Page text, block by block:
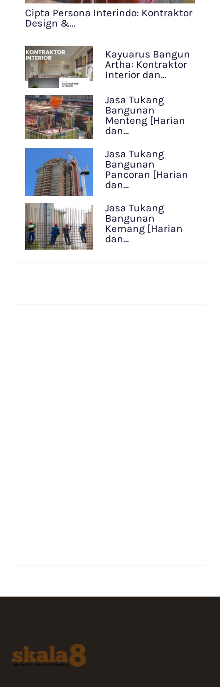
Cipta Persona Interindo: Kontraktor
Design &…
Kayuarus Bangun
Artha: Kontraktor
Interior dan…
Jasa Tukang
Bangunan
Menteng [Harian
dan…
Jasa Tukang
Bangunan
Pancoran [Harian
dan…
Jasa Tukang
Bangunan
Kemang [Harian
dan…